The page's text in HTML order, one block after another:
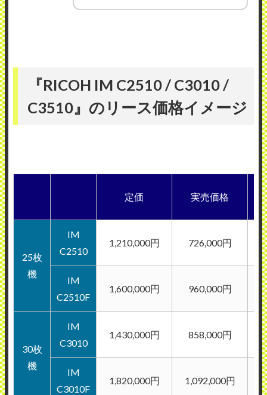
『RICOH IM C2510 / C3010 /
C3510』のリース価格イメージ
定価 実売価格
25枚
機
IM
C2510
1,210,000円 726,000円
IM
C2510F
1,600,000円 960,000円
30枚
機
IM
C3010
1,430,000円 858,000円
IM
C3010F
1,820,000円 1,092,000円